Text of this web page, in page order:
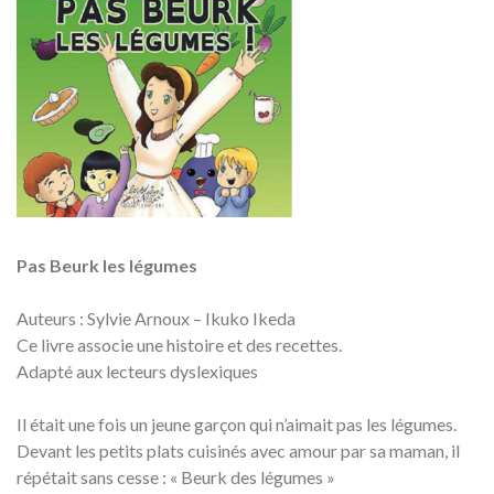
Pas Beurk les légumes
Auteurs : Sylvie Arnoux – Ikuko Ikeda
Ce livre associe une histoire et des recettes.
Adapté aux lecteurs dyslexiques
Il était une fois un jeune garçon qui n’aimait pas les légumes.
Devant les petits plats cuisinés avec amour par sa maman, il
répétait sans cesse : « Beurk des légumes »